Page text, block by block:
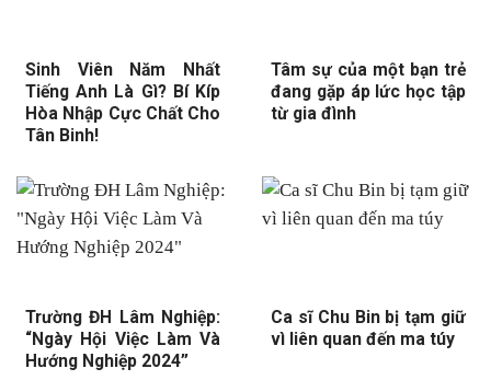
Sinh Viên Năm Nhất
Tiếng Anh Là Gì? Bí Kíp
Hòa Nhập Cực Chất Cho
Tân Binh!
Tâm sự của một bạn trẻ
đang gặp áp lức học tập
từ gia đình
Trường ĐH Lâm Nghiệp:
“Ngày Hội Việc Làm Và
Hướng Nghiệp 2024”
Ca sĩ Chu Bin bị tạm giữ
vì liên quan đến ma túy